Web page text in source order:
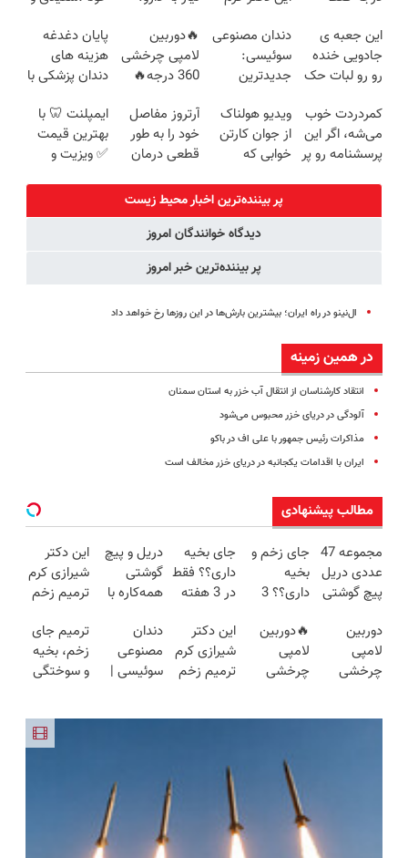
🔥 پرداخت
درب منزل
روزه ساخت!
برگردون
(40%off)
این جعبه ی
جادویی خنده
رو رو لبات حک
خرید40%تخفیف
دندان مصنوعی
سوئیسی:
جدیدترین
سبک و مقاوم |
پرداخت قسطی
🔥دوربین
لامپی چرخشی
360 درجه🔥
منزل + گارانتی
تعویض
پایان دغدغه
هزینه های
دندان پزشکی با
کننده خانگی
کمردردت خوب
می‌شه، اگر این
پرسشنامه رو پر
ویدیو هولناک
از جوان کارتن
خوابی که
آموزش رایگان
آرتروز مفاصل
خود را به طور
قطعی درمان
◗پرسش‌نامه◖
ایمپلنت 🦷 با
بهترین قیمت
✅ ویزیت و
پر بیننده‌ترین اخبار محیط زیست
دیدگاه خوانندگان امروز
پر بیننده‌ترین خبر امروز
ال‌نینو در راه ایران؛ بیشترین بارش‌ها در این روزها رخ خواهد داد
در همین زمینه
انتقاد کارشناسان از انتقال آب خزر به استان سمنان
آلودگی در دریای خزر محبوس می‌شود
مذاکرات رئیس جمهور با علی اف در باکو
ایران با اقدامات یکجانبه در دریای خزر مخالف است
مطالب پیشنهادی
مجموعه 47
عددی دریل
پیچ گوشتی
(تخفیف به
مدت
محدود)
جای زخم و
بخیه
داری؟؟ 3
محوش کن!
جای بخیه
داری؟؟ فقط
در 3 هفته
کن!😍
دریل و پیچ
گوشتی
همه‌کاره با
هوشمند ⚙️
(نصف
قیمت بازار
این دکتر
شیرازی کرم
ترمیم زخم
ساخت!!!
دوربین
لامپی
چرخشی
🔥دوربین
لامپی
چرخشی
تعویض
این دکتر
شیرازی کرم
ترمیم زخم
دندان
مصنوعی
سوئیسی |
اقساطی😍
ترمیم جای
زخم، بخیه
و سوختگی